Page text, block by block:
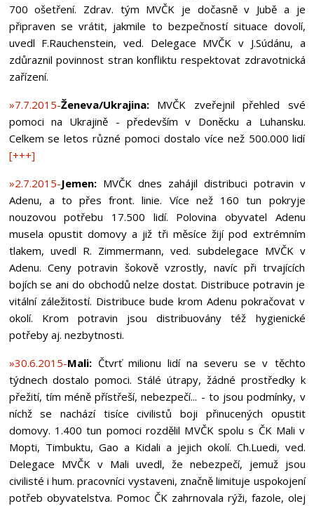
700 ošetření. Zdrav. tým MVČK je dočasně v Jubě a je
připraven se vrátit, jakmile to bezpečností situace dovolí,
uvedl F.Rauchenstein, ved. Delegace MVČK v J.Súdánu, a
zdůraznil povinnost stran konfliktu respektovat zdravotnická
zařízení.
»7.7.2015-Ženeva/Ukrajina: MVČK zveřejnil přehled své
pomoci na Ukrajině - především v Doněcku a Luhansku.
Celkem se letos různé pomoci dostalo více než 500.000 lidí
[+++]
»2.7.2015-Jemen: MVČK dnes zahájil distribuci potravin v
Adenu, a to přes front. linie. Více než 160 tun pokryje
nouzovou potřebu 17.500 lidí. Polovina obyvatel Adenu
musela opustit domovy a již tři měsíce žijí pod extrémním
tlakem, uvedl R. Zimmermann, ved. subdelegace MVČK v
Adenu. Ceny potravin šokově vzrostly, navíc při trvajících
bojích se ani do obchodů nelze dostat. Distribuce potravin je
vitální záležitostí. Distribuce bude krom Adenu pokračovat v
okolí. Krom potravin jsou distribuovány též hygienické
potřeby aj. nezbytnosti.
»30.6.2015-Mali: Čtvrť milionu lidí na severu se v těchto
týdnech dostalo pomoci. Stálé útrapy, žádné prostředky k
přežití, tím méně přístřeší, nebezpečí... - to jsou podmínky, v
níchž se nachází tisíce civilistů boji přinucených opustit
domovy. 1.400 tun pomoci rozdělil MVČK spolu s ČK Mali v
Mopti, Timbuktu, Gao a Kidali a jejich okolí. Ch.Luedi, ved.
Delegace MVČK v Mali uvedl, že nebezpečí, jemuž jsou
civilisté i hum. pracovníci vystaveni, značně limituje uspokojení
potřeb obyvatelstva. Pomoc ČK zahrnovala rýži, fazole, olej